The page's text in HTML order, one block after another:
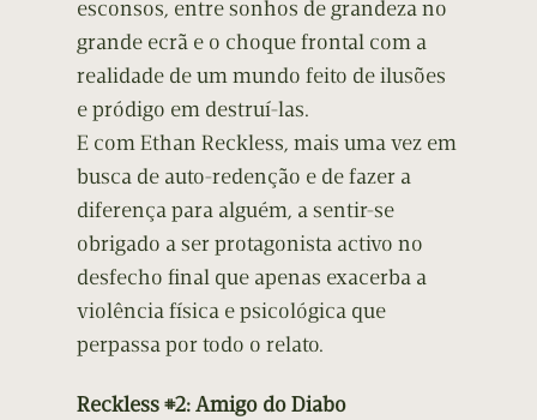
esconsos, entre sonhos de grandeza no
grande ecrã e o choque frontal com a
realidade de um mundo feito de ilusões
e pródigo em destruí-las.
E com Ethan Reckless, mais uma vez em
busca de auto-redenção e de fazer a
diferença para alguém, a sentir-se
obrigado a ser protagonista activo no
desfecho final que apenas exacerba a
violência física e psicológica que
perpassa por todo o relato.
Reckless #2: Amigo do Diabo